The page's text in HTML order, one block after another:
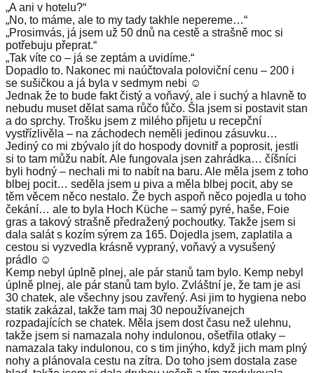
„A ani v hotelu?“
„No, to máme, ale to my tady takhle nepereme…“
„Prosimvás, já jsem už 50 dnů na cestě a strašně moc si
potřebuju přeprat.“
„Tak víte co – já se zeptám a uvidíme.“
Dopadlo to. Nakonec mi naúčtovala poloviční cenu – 200 i
se sušičkou a já byla v sedmym nebi ☺️
Jednak že to bude fakt čistý a voňavý, ale i suchý a hlavně to
nebudu muset dělat sama růčo fůčo. Šla jsem si postavit stan
a do sprchy. Trošku jsem z milého přijetu u recepční
vystřízlivěla – na záchodech neměli jedinou zásuvku…
Jediný co mi zbývalo jít do hospody dovnitř a poprosit, jestli
si to tam můžu nabít. Ale fungovala jsen zahrádka… číšníci
byli hodný – nechali mi to nabít na baru. Ale měla jsem z toho
blbej pocit… seděla jsem u piva a měla blbej pocit, aby se
těm věcem něco nestalo. Že bych aspoň něco pojedla u toho
čekání… ale to byla Hoch Küche – samý pyré, haše, Foie
gras a takový strašně předražený pochoutky. Takže jsem si
dala salát s kozím sýrem za 165. Dojedla jsem, zaplatila a
cestou si vyzvedla krásně vypraný, voňavý a vysušený
prádlo ☺️
Kemp nebyl úplně plnej, ale pár stanů tam bylo. Kemp nebyl
úplně plnej, ale pár stanů tam bylo. Zvláštní je, že tam je asi
30 chatek, ale všechny jsou zavřený. Asi jim to hygiena nebo
statik zakázal, takže tam maj 30 nepoužívanejch
rozpadajících se chatek. Měla jsem dost času než ulehnu,
takže jsem si namazala nohy indulonou, ošetřila otlaky –
namazala taky indulonou, co s tim jinýho, když jich mam plný
nohy a plánovala cestu na zítra. Do toho jsem dostala zase